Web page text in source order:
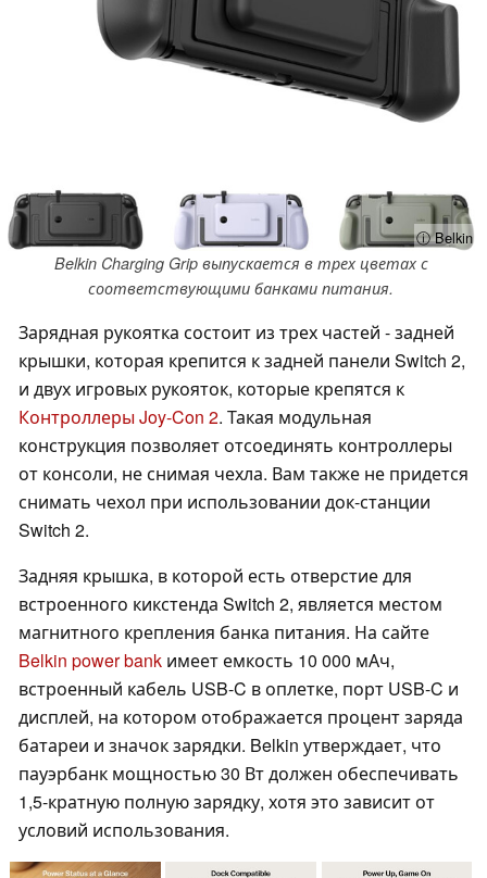
ⓘ Belkin
Belkin Charging Grip выпускается в трех цветах с
соответствующими банками питания.
Зарядная рукоятка состоит из трех частей - задней
крышки, которая крепится к задней панели Switch 2,
и двух игровых рукояток, которые крепятся к
Контроллеры Joy-Con 2. Такая модульная
конструкция позволяет отсоединять контроллеры
от консоли, не снимая чехла. Вам также не придется
снимать чехол при использовании док-станции
Switch 2.
Задняя крышка, в которой есть отверстие для
встроенного кикстенда Switch 2, является местом
магнитного крепления банка питания. На сайте
Belkin power bank имеет емкость 10 000 мАч,
встроенный кабель USB-C в оплетке, порт USB-C и
дисплей, на котором отображается процент заряда
батареи и значок зарядки. Belkin утверждает, что
пауэрбанк мощностью 30 Вт должен обеспечивать
1,5-кратную полную зарядку, хотя это зависит от
условий использования.